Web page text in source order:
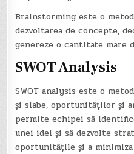
Brainstorming este o
dezvoltarea de concepte,
genereze o cantitate
SWOT Analysis
SWOT analysis este o
și slabe, oportunităților și
permite echipei să
unei idei și să dezvolte
oportunitățile și a